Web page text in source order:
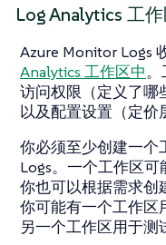
Log Analytics 工
Azure Monitor Logs
Analytics 工作区中。
访问权限（定义了哪
以及配置设置（定价
你必须至少创建一个
Logs。一个工作区可
你也可以根据需求创
你可能有一个工作区
另一个工作区用于测